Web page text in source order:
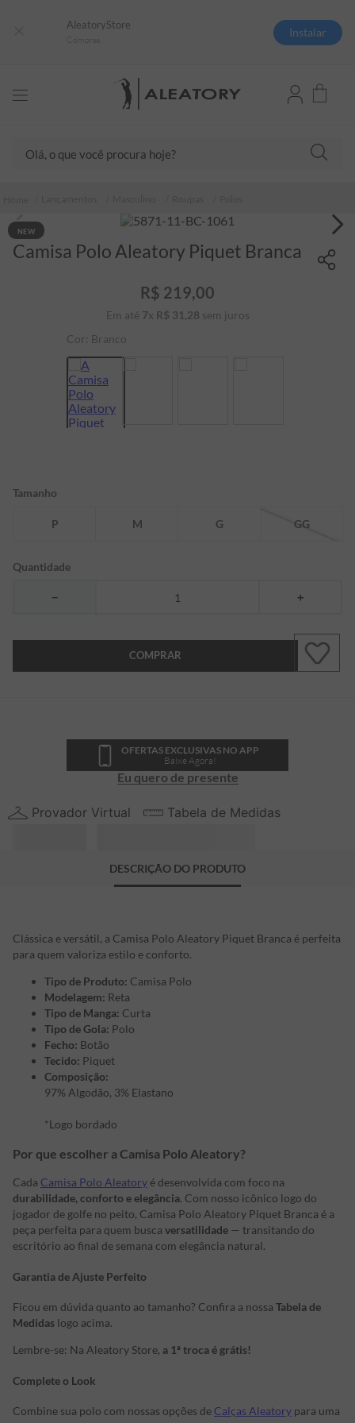
AleatoryStore
Instalar
NEW
Camisa Polo Aleatory Piquet Branca
R$ 219,00
Em até 7x R$ 31 ,28 sem juros
Cor: Branco
Tamanho
P M G GG
Quantidade
＋
－
COMPRAR
OFERTAS EXCLUSIVAS NO APP
Baixe Agora!
Eu quero de presente
Provador Virtual Tabela de Medidas
DESCRIÇÃO DO PRODUTO
Clássica e versátil, a Camisa Polo Aleatory Piquet Branca é perfeita
para quem valoriza estilo e conforto.
Tipo de Produto: Camisa Polo
Modelagem: Reta
Tipo de Manga: Curta
Tipo de Gola: Polo
Fecho: Botão
Tecido: Piquet
Composição:
97% Algodão, 3% Elastano
*Logo bordado
Por que escolher a Camisa Polo Aleatory?
Cada Camisa Polo Aleatory é desenvolvida com foco na
durabilidade, conforto e elegância. Com nosso icônico logo do
jogador de golfe no peito, Camisa Polo Aleatory Piquet Branca é a
peça perfeita para quem busca versatilidade — transitando do
escritório ao final de semana com elegância natural.
Garantia de Ajuste Perfeito
Ficou em dúvida quanto ao tamanho? Confira a nossa Tabela de
Medidas logo acima.
Lembre-se: Na Aleatory Store, a 1ª troca é grátis!
Complete o Look
Combine sua polo com nossas opções de Calças Aleatory para uma
boné
4º
camiseta
5º
pima